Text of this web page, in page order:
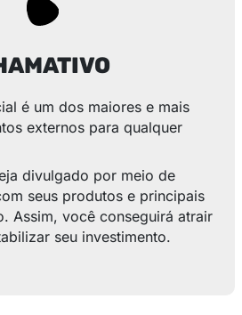
é um dos maiores e mais
externos para qualquer
divulgado por meio de
seus produtos e principais
Assim, você conseguirá atrair
seu investimento.